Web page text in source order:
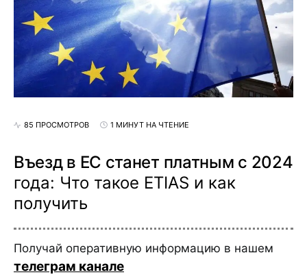
85 ПРОСМОТРОВ 1 МИНУТ НА ЧТЕНИЕ
Въезд в ЕС станет платным с 2024
года: Что такое ETIAS и как
получить
Получай оперативную информацию в нашем
телеграм канале